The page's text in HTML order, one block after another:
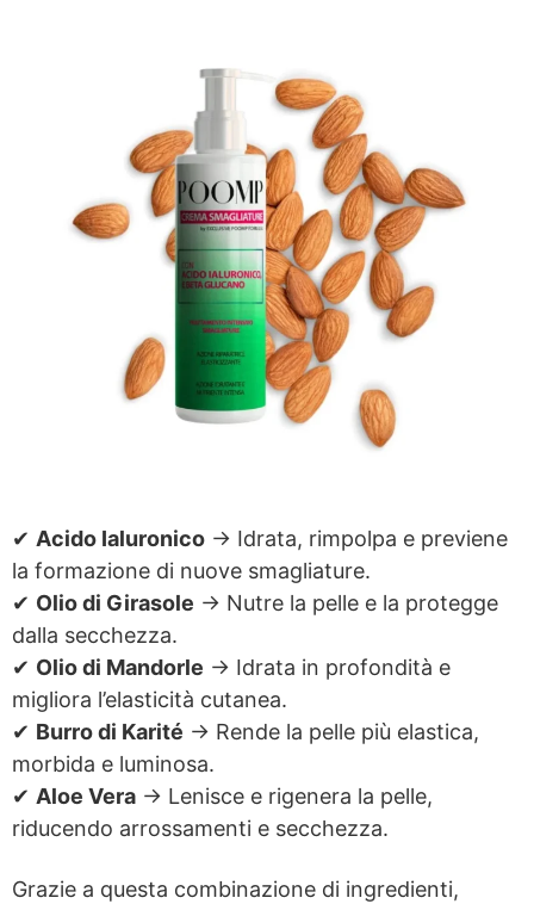
✔ Acido Ialuronico → Idrata, rimpolpa e previene
la formazione di nuove smagliature.
✔ Olio di Girasole → Nutre la pelle e la protegge
dalla secchezza.
✔ Olio di Mandorle → Idrata in profondità e
migliora l’elasticità cutanea.
✔ Burro di Karité → Rende la pelle più elastica,
morbida e luminosa.
✔ Aloe Vera → Lenisce e rigenera la pelle,
riducendo arrossamenti e secchezza.
Grazie a questa combinazione di ingredienti,